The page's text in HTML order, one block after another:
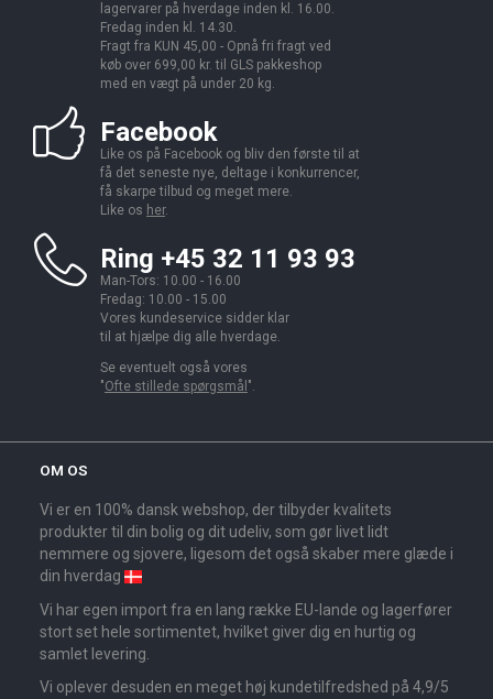
lagervarer på hverdage inden kl. 16.00.
Fredag inden kl. 14.30.
Fragt fra KUN 45,00 - Opnå fri fragt ved
køb over 699,00 kr. til GLS pakkeshop
med en vægt på under 20 kg.
Facebook
Like os på Facebook og bliv den første til at
få det seneste nye, deltage i konkurrencer,
få skarpe tilbud og meget mere.
Like os her.
Ring +45 32 11 93 93
Man-Tors: 10.00 - 16.00
Fredag: 10.00 - 15.00
Vores kundeservice sidder klar
til at hjælpe dig alle hverdage.
Se eventuelt også vores
"Ofte stillede spørgsmål ".
OM OS
Vi er en 100% dansk webshop, der tilbyder kvalitets
produkter til din bolig og dit udeliv, som gør livet lidt
nemmere og sjovere, ligesom det også skaber mere glæde i
din hverdag
Vi har egen import fra en lang række EU-lande og lagerfører
stort set hele sortimentet, hvilket giver dig en hurtig og
samlet levering.
Vi oplever desuden en meget høj kundetilfredshed på 4,9/5